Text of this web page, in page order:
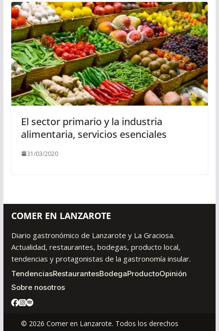
El sector primario y la industria
alimentaria, servicios esenciales
31/03/2020
COMER EN LANZAROTE
Diario gastronómico de Lanzarote y La Graciosa.
Actualidad, restaurantes, bodegas, producto local,
tendencias y protagonistas de la gastronomía insular.
TendenciasRestaurantesBodegaProductoOpinión
Sobre nosotros
© 2026 Comer en Lanzarote. Todos los derechos